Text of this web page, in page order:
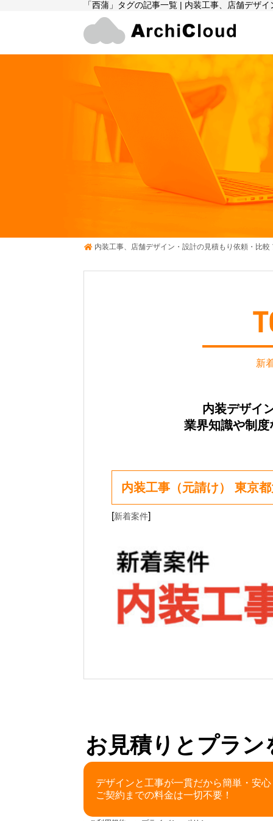
「西蒲」タグの記事一覧 | 内装工事、店舗デザ
内装工事、店舗デザイン・設計の見積もり依頼・比較
新
内装デザイ
業界知識や制
内装工事（元請け） 東京
[新着案件]
お見積りとプラン
デザインと工事が一貫だから簡単・安心
ご契約までの料金は一切不要！